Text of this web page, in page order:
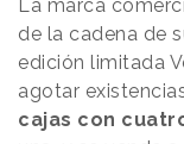
La marca
de la cadena de
edición limitada
agotar
cajas con